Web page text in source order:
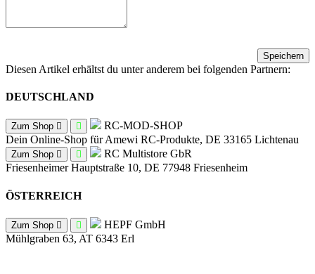
Speichern
Diesen Artikel erhältst du unter anderem bei folgenden Partnern:
DEUTSCHLAND
Zum Shop
RC-MOD-SHOP
Dein Online-Shop für Amewi RC-Produkte, DE 33165 Lichtenau
Zum Shop
RC Multistore GbR
Friesenheimer Hauptstraße 10, DE 77948 Friesenheim
ÖSTERREICH
Zum Shop
HEPF GmbH
Mühlgraben 63, AT 6343 Erl